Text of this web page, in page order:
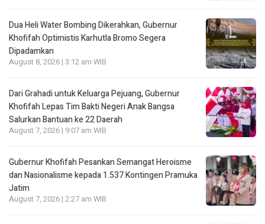
Dua Heli Water Bombing Dikerahkan, Gubernur
Khofifah Optimistis Karhutla Bromo Segera
Dipadamkan
August 8, 2026 | 3:12 am WIB
Dari Grahadi untuk Keluarga Pejuang, Gubernur
Khofifah Lepas Tim Bakti Negeri Anak Bangsa
Salurkan Bantuan ke 22 Daerah
August 7, 2026 | 9:07 am WIB
Gubernur Khofifah Pesankan Semangat Heroisme
dan Nasionalisme kepada 1.537 Kontingen Pramuka
Jatim
August 7, 2026 | 2:27 am WIB